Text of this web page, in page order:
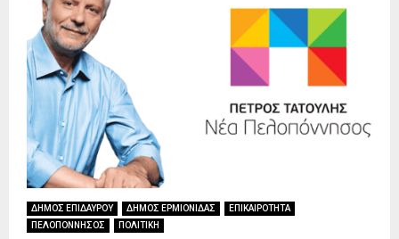
ΔΗΜΟΣ ΕΠΙΔΑΥΡΟΥ ΔΗΜΟΣ ΕΡΜΙΟΝΙΔΑΣ
ΕΠΙΚΑΙΡΟΤΗΤΑ
ΠΕΛΟΠΟΝΝΗΣΟΣ
ΠΟΛΙΤΙΚΗ